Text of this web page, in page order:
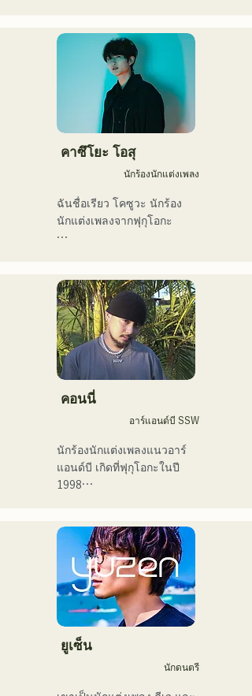
เอกลักษณ์เฉพาะตัวของ
SEIYA มือเบส และ SHO มือ
กลอง ก่อให้เกิดดนตรีร็อกที่
ติดหูแต่คุ้นเคย ซึ่งเป็น
เอกลักษณ์เฉพาะตัวของ
AREINT
เพลง "Remember Me" ของ
Hawks Live 2024"
คาซึโยะ โอสุ
นักร้องนักแต่งเพลง
ฉันชื่อเรียว โคซูวะ นักร้อง
นักแต่งเพลงจากฟุกุโอกะ
ตามท้องถนน บน TikTok
และตามงานอีเวนต์ต่างๆ!
ฉันรักดนตรีมาตั้งแต่เด็ก
หลังจากเข้ามัธยมปลาย ฉัน
เริ่มร้องเพลงต่อหน้าผู้คน และ
ฉันหวังว่าจะสร้างสรรค์
ดนตรีที่เชื่อมโยงกับทุกคน
2022
・เพลงต้นฉบับของฉัน
"Pudding" จะถูกใช้เป็นเพลง
เปิดของสถานีวิทยุ KBC ในปี
2024
ฉันมีกำหนดขึ้นแสดงในงาน
Charity Musicthon ที่
Daimaru Passage Plaza ใน
วันที่ 24 ธันวาคม 2024
คอนนี่
อาร์แอนด์บี SSW
นักร้องนักแต่งเพลงแนวอาร์
แอนด์บี เกิดที่ฟุกุโอกะในปี
1998
กุโอกะ กับแทมในชื่อ
MAVRIQ (เดิมชื่อ MELTY
LOUNGE)
ในปี 2022 เธอเริ่มแสดงเดี่ยว
ในชื่อ Kønny
เธอผสมผสานดนตรีอาร์
แอนด์บียุค 90 และ 2000 ที่มี
ใหม่ เสียงหวานๆ และงาน
ยูเซ็น
นักดนตรี